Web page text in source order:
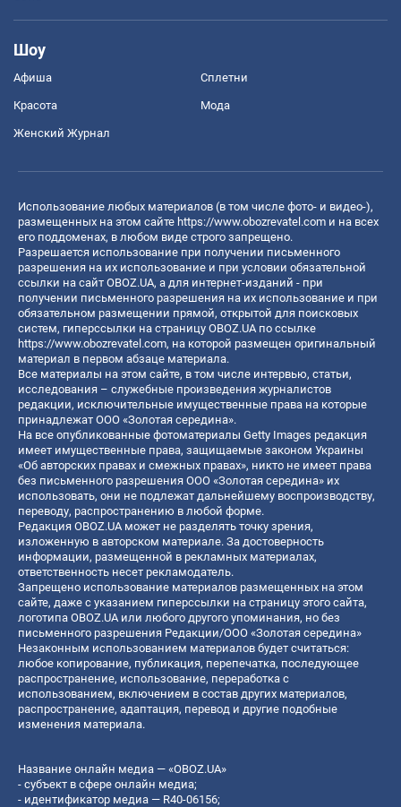
Шоу
Афиша Сплетни
Красота Мода
Женский Журнал
Использование любых материалов (в том числе фото- и видео-),
размещенных на этом сайте https://www.obozrevatel.com и на всех
его поддоменах, в любом виде строго запрещено.
Разрешается использование при получении письменного
разрешения на их использование и при условии обязательной
ссылки на сайт OBOZ.UA, а для интернет-изданий - при
получении письменного разрешения на их использование и при
обязательном размещении прямой, открытой для поисковых
систем, гиперссылки на страницу OBOZ.UA по ссылке
https://www.obozrevatel.com, на которой размещен оригинальный
материал в первом абзаце материала.
Все материалы на этом сайте, в том числе интервью, статьи,
исследования – служебные произведения журналистов
редакции, исключительные имущественные права на которые
принадлежат ООО «Золотая середина».
На все опубликованные фотоматериалы Getty Images редакция
имеет имущественные права, защищаемые законом Украины
«Об авторских правах и смежных правах», никто не имеет права
без письменного разрешения ООО «Золотая середина» их
использовать, они не подлежат дальнейшему воспроизводству,
переводу, распространению в любой форме.
Редакция OBOZ.UA может не разделять точку зрения,
изложенную в авторском материале. За достоверность
информации, размещенной в рекламных материалах,
ответственность несет рекламодатель.
Запрещено использование материалов размещенных на этом
сайте, даже с указанием гиперссылки на страницу этого сайта,
логотипа OBOZ.UA или любого другого упоминания, но без
письменного разрешения Редакции/ООО «Золотая середина»
Незаконным использованием материалов будет считаться:
любое копирование, публикация, перепечатка, последующее
распространение, использование, переработка с
использованием, включением в состав других материалов,
распространение, адаптация, перевод и другие подобные
изменения материала.
Название онлайн медиа — «OBOZ.UA»
- субъект в сфере онлайн медиа;
- идентификатор медиа — R40-06156;